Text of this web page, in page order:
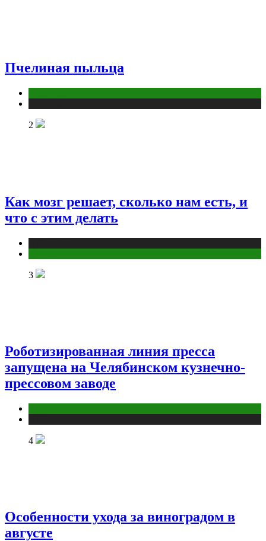
Пчелиная пыльца
2
Как мозг решает, сколько нам есть, и
что с этим делать
3
Роботизированная линия пресса
запущена на Челябинском кузнечно-
прессовом заводе
4
Особенности ухода за виноградом в
августе